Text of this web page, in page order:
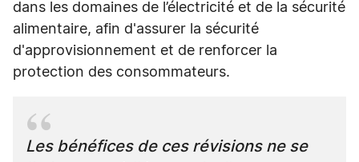
dans les domaines de l’électricité et de la sécurité
alimentaire, afin d'assurer la sécurité
d'approvisionnement et de renforcer la
protection des consommateurs.
Les bénéfices de ces révisions ne se